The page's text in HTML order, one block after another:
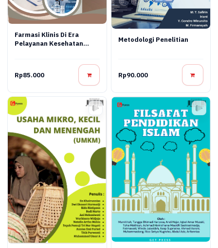
Farmasi Klinis Di Era
Pelayanan Kesehatan
Rp85.000
Metodologi Penelitian
Rp90.000